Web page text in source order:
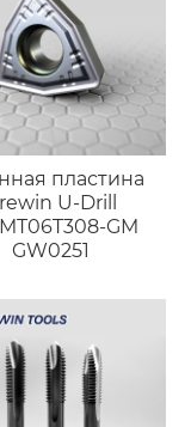
пластина
U-Drill
GM
GW0251